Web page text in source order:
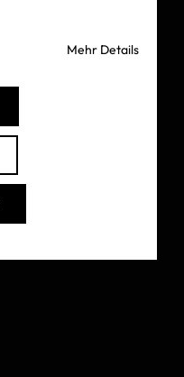
Mehr Details